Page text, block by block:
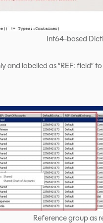
Int64-based
and labelled as “REF: field”
Reference group as